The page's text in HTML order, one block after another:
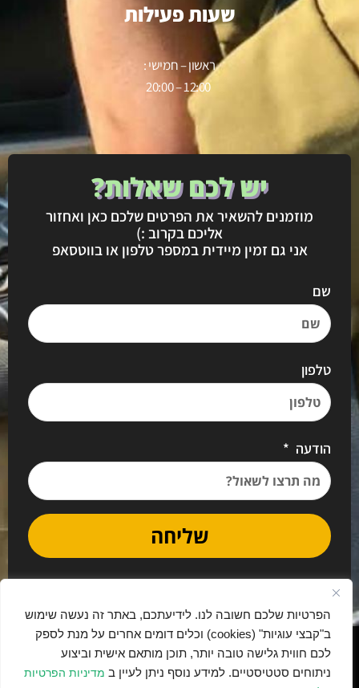
הפרטיות שלכם חשובה לנו. לידיעתכם, באתר זה נעשה שימוש
ב"קבצי עוגיות" (cookies) וכלים דומים אחרים על מנת לספק
לכם חווית גלישה טובה יותר, תוכן מותאם אישית וביצוע
ניתוחים סטטיסטיים. למידע נוסף ניתן לעיין ב מדיניות הפרטיות
יש לכם שאלות?
מוזמנים להשאיר את הפרטים שלכם כאן ואחזור
אליכם בקרוב :)
אני גם זמין מיידית במספר טלפון או בווטסאפ
שם
טלפון
הודעה
שליחה
שעות פעילות
ראשון – חמישי :
נבנה בתרומה ובאהבה ע"י יאמו דיגיטל